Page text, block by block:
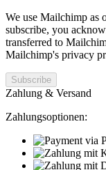
We use Mailchimp as
subscribe, you
transferred to
Mailchimp's privacy
Zahlung & Versand
Zahlungsoptionen: